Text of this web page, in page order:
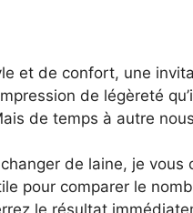
et de confort, une
de légèreté
de temps à autre
de laine, je vous
pour comparer le